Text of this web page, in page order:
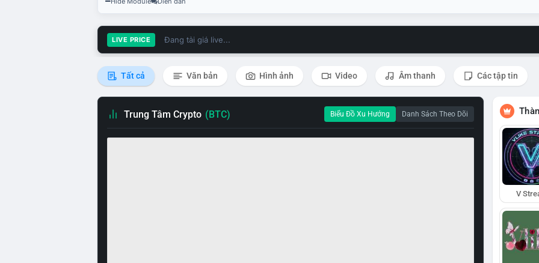
LIVE PRICE Đang tải giá live...
Tất cả Văn bản Hình ảnh Video Âm thanh Các tập tin
Trung Tâm Crypto (BTC) Biểu Đồ Xu Hướng Danh Sách Theo Dõi
V